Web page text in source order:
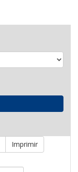
Imprimir